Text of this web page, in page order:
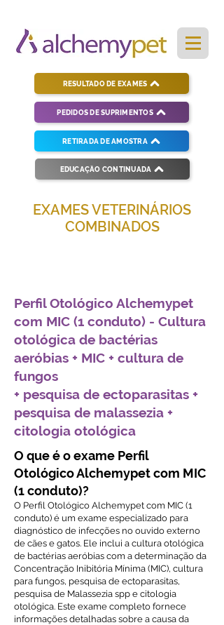
PEDIDOS DE SUPRIMENTOS
RESULTADO DE EXAMES
RETIRADA DE AMOSTRA
EDUCAÇÃO CONTINUADA
EXAMES VETERINÁRIOS
COMBINADOS
Perfil Otológico Alchemypet
com MIC (1 conduto) - Cultura
otológica de bactérias
aeróbias + MIC + cultura de
fungos
+ pesquisa de ectoparasitas +
pesquisa de malassezia +
citologia otológica
O que é o exame Perfil
Otológico Alchemypet com MIC
(1 conduto)?
O Perfil Otológico Alchemypet com MIC (1
conduto) é um exame especializado para
diagnóstico de infecções no ouvido externo
de cães e gatos. Ele inclui a cultura otológica
de bactérias aeróbias com a determinação da
Concentração Inibitória Mínima (MIC), cultura
para fungos, pesquisa de ectoparasitas,
pesquisa de Malassezia spp e citologia
otológica. Este exame completo fornece
informações detalhadas sobre a causa da